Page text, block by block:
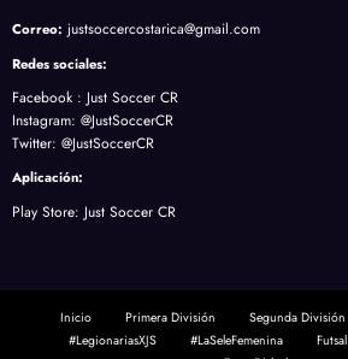
Correo: justsoccercostarica@gmail.com
Redes sociales:
Facebook : Just Soccer CR
Instagram: @JustSoccerCR
Twitter: @JustSoccerCR
Aplicación:
Play Store: Just Soccer CR
Inicio Primera División Segunda División
#LegionariasXJS
#LaSeleFemenina Futsal